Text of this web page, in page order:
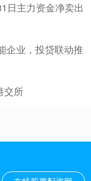
。”一位IP上海的用
国债
日主力资金净卖出
企业，投贷联动推
交所